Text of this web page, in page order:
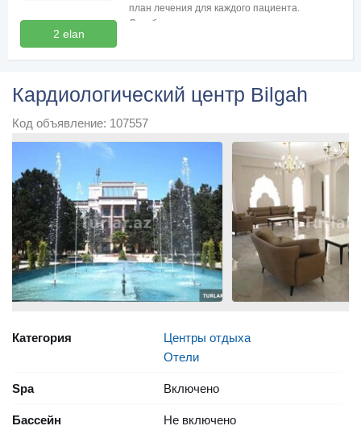
2 elan
план лечения для каждого пациента.
Лечебные грязи, минеральные воды
Кардиологический центр Bilgah
Код объявление: 107557
Категория
Центры отдыха
Отели
Spa Включено
Бассейн Не включено